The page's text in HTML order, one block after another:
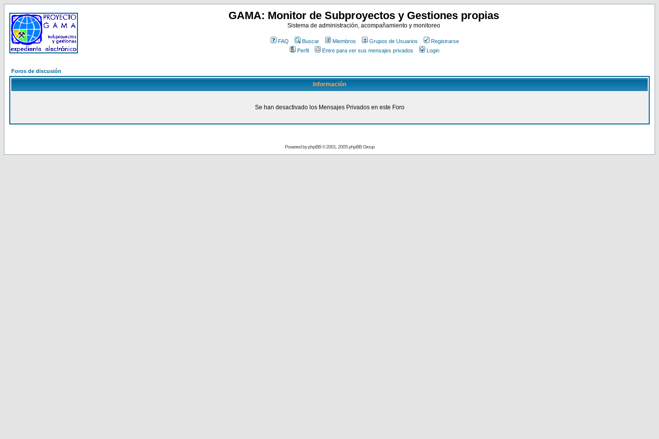
GAMA: Monitor de Subproyectos y Gestiones propias
Sistema de administración, acompañamiento y monitoreo
FAQ Buscar Miembros Grupos de Usuarios
Registrarse
Perfil
Entre para ver sus mensajes privados Login
Foros de discusión
Información
Se han desactivado los Mensajes Privados en este Foro
Powered byphpBB© 2001, 2005 phpBB Group